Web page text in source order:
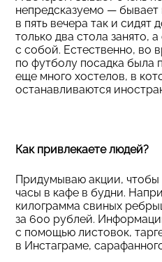
непредсказуемо — бывает
в пять вечера так и сидят
только два стола занято,
с собой. Естественно, во
по футболу посадка была
еще много хостелов, в
останавливаются
Как привлекаете людей?
Придумываю акции, чтобы
часы в кафе в будни.
килограмма свиных
за 600 рублей.
с помощью листовок,
в Инстаграме,